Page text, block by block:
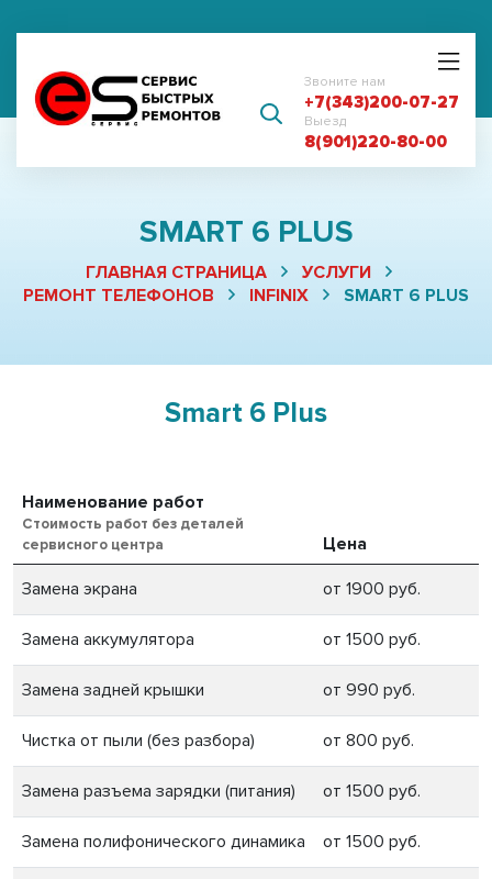
Звоните нам
+7(343)200-07-27
Выезд
8(901)220-80-00
SMART 6 PLUS
ГЛАВНАЯ СТРАНИЦА
УСЛУГИ
РЕМОНТ ТЕЛЕФОНОВ
INFINIX SMART 6 PLUS
Smart 6 Plus
Наименование работ
Стоимость работ без деталей
сервисного центра
Цена
Замена экрана от 1900 руб.
Замена аккумулятора от 1500 руб.
Замена задней крышки от 990 руб.
Чистка от пыли (без разбора) от 800 руб.
Замена разъема зарядки (питания) от 1500 руб.
Замена полифонического динамика от 1500 руб.